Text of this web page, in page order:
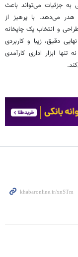
جزئیات می‌تواند باعث
می‌دهد. با پرهیز از
و انتخاب یک چاپخانه
دقیق، زیبا و کاربردی
ابزار اداری کارآمدی